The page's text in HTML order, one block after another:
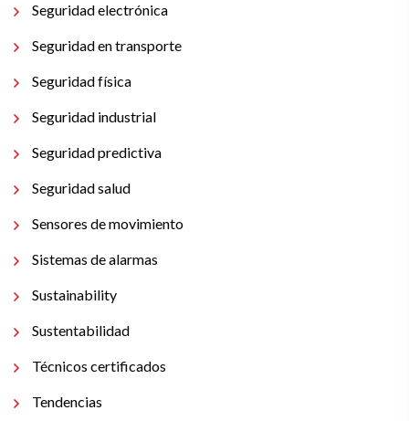
Seguridad electrónica
Seguridad en transporte
Seguridad física
Seguridad industrial
Seguridad predictiva
Seguridad salud
Sensores de movimiento
Sistemas de alarmas
Sustainability
Sustentabilidad
Técnicos certificados
Tendencias